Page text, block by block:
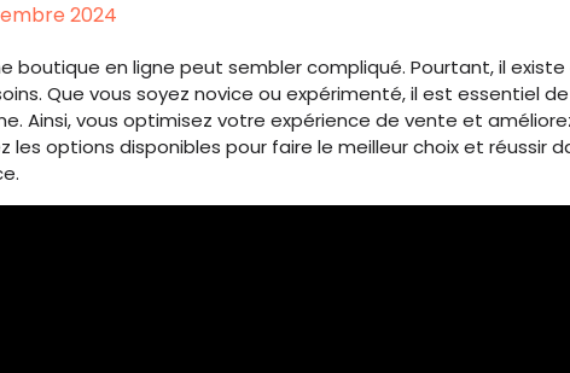
2024
boutique en ligne peut sembler compliqué. Pourtant, il
Que vous soyez novice ou expérimenté, il est essentiel
Ainsi, vous optimisez votre expérience de vente et
les options disponibles pour faire le meilleur choix et réussir